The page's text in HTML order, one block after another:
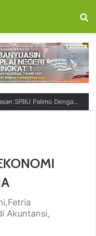
RSUD Talang Ubi Permudah Masyarakat Sampaikan Keluhan Lewat Kanal Pengaduan Resmi
Akuntansi,